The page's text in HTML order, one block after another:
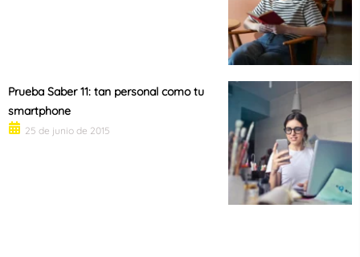
Prueba Saber 11: tan personal como tu
smartphone
25 de junio de 2015